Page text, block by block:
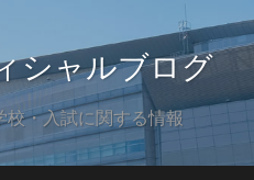
シャルブログ
・入試に関する情報